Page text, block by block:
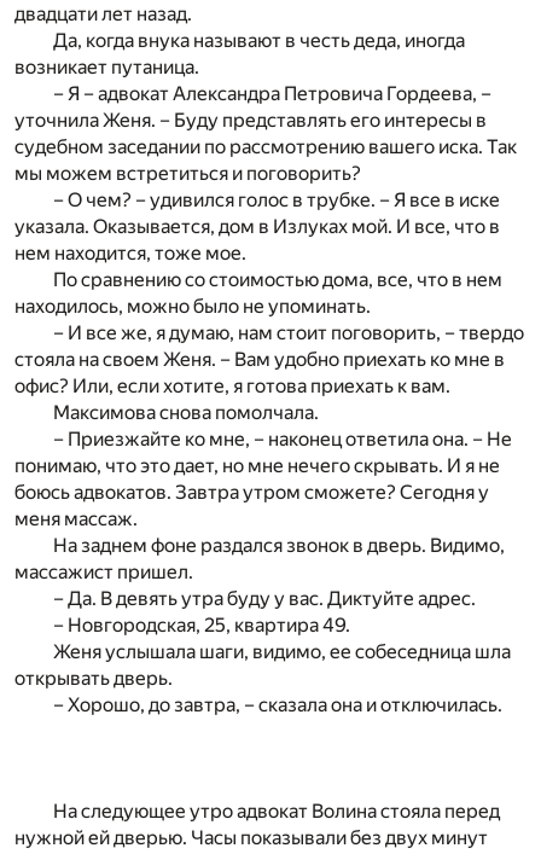
двадцати лет назад.
Да, когда внука называют в честь деда, иногда
возникает путаница.
– Я – адвокат Александра Петровича Гордеева, –
уточнила Женя. – Буду представлять его интересы в
судебном заседании по рассмотрению вашего иска. Так
мы можем встретиться и поговорить?
– О чем? – удивился голос в трубке. – Я все в иске
указала. Оказывается, дом в Излуках мой. И все, что в
нем находится, тоже мое.
По сравнению со стоимостью дома, все, что в нем
находилось, можно было не упоминать.
– И все же, я думаю, нам стоит поговорить, – твердо
стояла на своем Женя. – Вам удобно приехать ко мне в
офис? Или, если хотите, я готова приехать к вам.
Максимова снова помолчала.
– Приезжайте ко мне, – наконец ответила она. – Не
понимаю, что это дает, но мне нечего скрывать. И я не
боюсь адвокатов. Завтра утром сможете? Сегодня у
меня массаж.
На заднем фоне раздался звонок в дверь. Видимо,
массажист пришел.
– Да. В девять утра буду у вас. Диктуйте адрес.
– Новгородская, 25, квартира 49.
Женя услышала шаги, видимо, ее собеседница шла
открывать дверь.
– Хорошо, до завтра, – сказала она и отключилась.
На следующее утро адвокат Волина стояла перед
нужной ей дверью. Часы показывали без двух минут